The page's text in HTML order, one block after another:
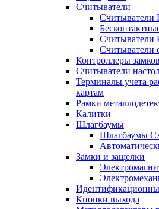
Считыватели
Считыватели
Считыватели
Считыватели
Контроллеры замков
Считыватели
Терминалы учета
картам
Рамки
Калитки
Шлагбаумы
Шлагбаумы
Замки и защелки
Кнопки выхода